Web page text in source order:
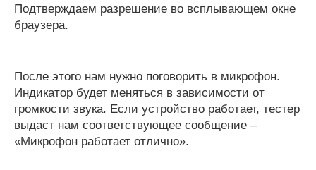
Подтверждаем разрешение во всплывающем окне
браузера.
После этого нам нужно поговорить в микрофон.
Индикатор будет меняться в зависимости от
громкости звука. Если устройство работает, тестер
выдаст нам соответствующее сообщение –
«Микрофон работает отлично».